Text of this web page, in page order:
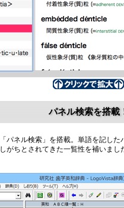
パネル検索を搭載
パネル検索」を搭載。単語を記し
がちとされてきた一覧性を補いまし